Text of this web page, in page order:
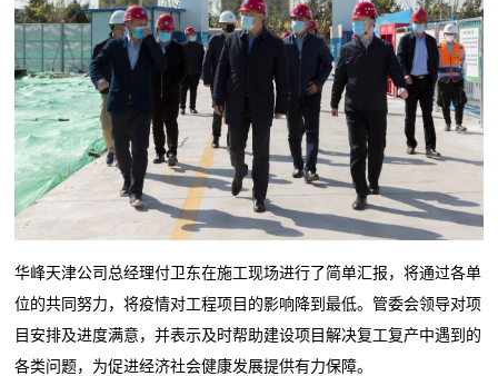
华峰天津公司总经理付卫东在施工现场进行了简单汇报，将通过各单
位的共同努力，将疫情对工程项目的影响降到最低。管委会领导对项
目安排及进度满意，并表示及时帮助建设项目解决复工复产中遇到的
各类问题，为促进经济社会健康发展提供有力保障。